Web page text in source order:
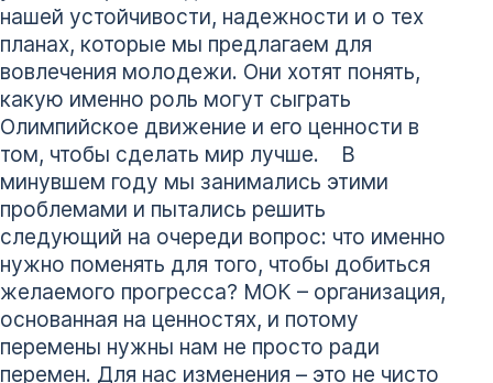
нашей устойчивости, надежности и о тех
планах, которые мы предлагаем для
вовлечения молодежи. Они хотят понять,
какую именно роль могут сыграть
Олимпийское движение и его ценности в
том, чтобы сделать мир лучше. В
минувшем году мы занимались этими
проблемами и пытались решить
следующий на очереди вопрос: что именно
нужно поменять для того, чтобы добиться
желаемого прогресса? МОК – организация,
основанная на ценностях, и потому
перемены нужны нам не просто ради
перемен. Для нас изменения – это не чисто